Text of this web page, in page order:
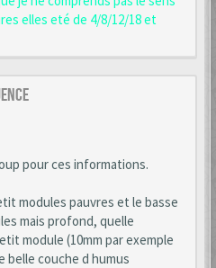
elles eté de 4/8/12/18 et
pour ces informations.
modules pauvres et le basse
mais profond, quelle
module (10mm par exemple
couche d humus